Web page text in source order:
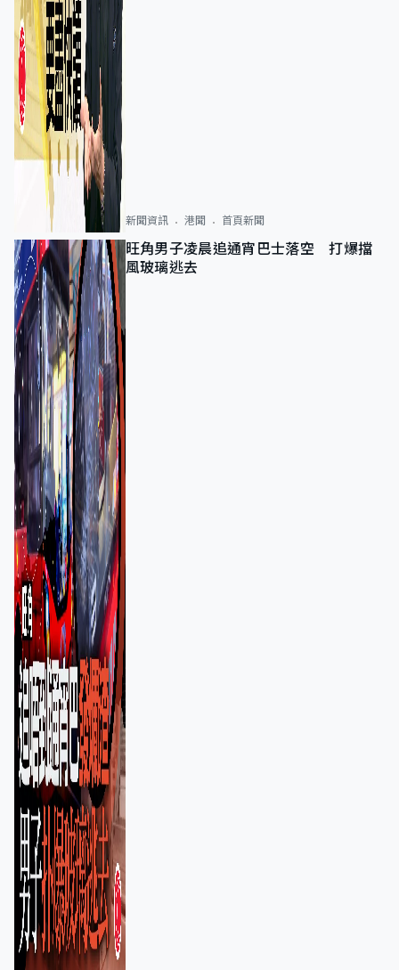
新聞資訊 港聞 首頁新聞
旺角男子凌晨追通宵巴士落空 打爆擋
風玻璃逃去